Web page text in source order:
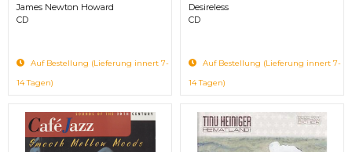
James Newton Howard
CD
Auf Bestellung (Lieferung innert 7-
14 Tagen)
Desireless
CD
Auf Bestellung (Lieferung innert 7-
14 Tagen)